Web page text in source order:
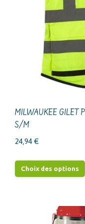
MILWAUKEE GILET
S/M
24,94 €
Choix des options